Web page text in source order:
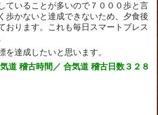
ていることが多いので７０００歩と言
歩かないと達成できないため、夕食後
おります。これも毎日スマートブレス
達成したいと思います。
道 稽古時間／ 合気道 稽古日数３２８